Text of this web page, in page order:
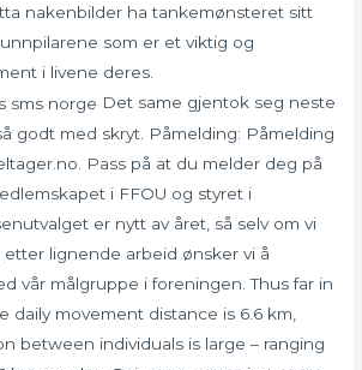
nakenbilder ha tankemønsteret sitt
som er et viktig og
i livene deres.
Det same gjentok seg neste
godt med skryt. Påmelding: Påmelding
Pass på at du melder deg på
i FFOU og styret i
er nytt av året, så selv om vi
lignende arbeid ønsker vi å
vår målgruppe i foreningen. Thus far in
daily movement distance is 6.6 km,
between individuals is large – ranging